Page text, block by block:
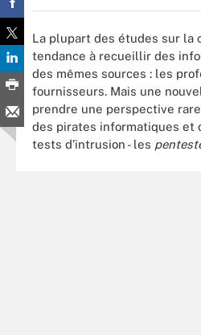
La plupart des études sur la
tendance à recueillir des
des mêmes sources : les
fournisseurs. Mais une
prendre une perspective
des pirates informatiques et
tests d’intrusion - les